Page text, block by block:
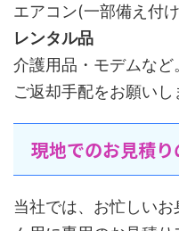
エアコン(一部備え付
レンタル品
介護用品・モデムな
ご返却手配をお願いし
現地でのお見積
当社では、お忙しい